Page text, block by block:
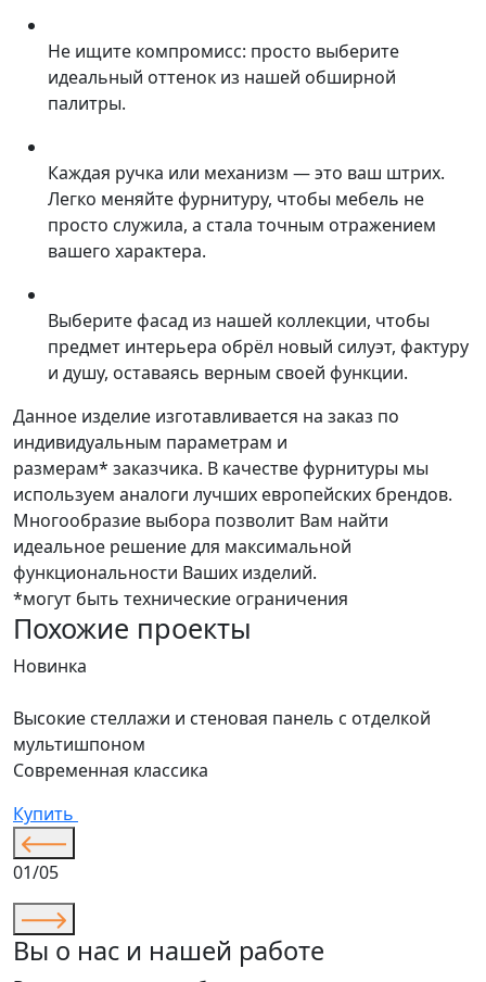
Не ищите компромисс: просто выберите
идеальный оттенок из нашей обширной
палитры.
Каждая ручка или механизм — это ваш штрих.
Легко меняйте фурнитуру, чтобы мебель не
просто служила, а стала точным отражением
вашего характера.
Выберите фасад из нашей коллекции, чтобы
предмет интерьера обрёл новый силуэт, фактуру
и душу, оставаясь верным своей функции.
Данное изделие изготавливается на заказ по
индивидуальным параметрам и
размерам* заказчика. В качестве фурнитуры мы
используем аналоги лучших европейских брендов.
Многообразие выбора позволит Вам найти
идеальное решение для максимальной
функциональности Ваших изделий.
*могут быть технические ограничения
Похожие проекты
Новинка
Высокие стеллажи и стеновая панель с отделкой
мультишпоном
Современная классика
Купить
01/05
Вы о нас и нашей работе